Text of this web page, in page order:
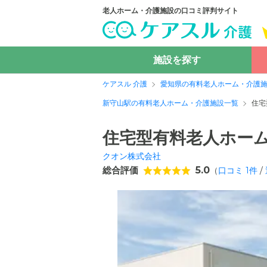
老人ホーム・介護施設の口コミ評判サイト
施設を探す
ケアスル 介護 愛知県の有料老人ホーム・介護
新守山駅の有料老人ホーム・介護施設一覧 住
住宅型有料老人ホー
クオン株式会社
総合評価 5.0 （口コミ 1件 /